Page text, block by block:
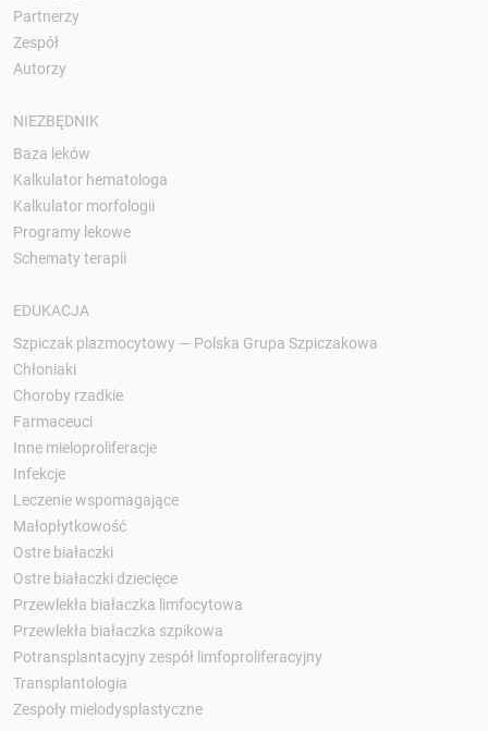
Partnerzy
Zespół
Autorzy
NIEZBĘDNIK
Baza leków
Kalkulator hematologa
Kalkulator morfologii
Programy lekowe
Schematy terapii
EDUKACJA
Szpiczak plazmocytowy — Polska Grupa Szpiczakowa
Chłoniaki
Choroby rzadkie
Farmaceuci
Inne mieloproliferacje
Infekcje
Leczenie wspomagające
Małopłytkowość
Ostre białaczki
Ostre białaczki dziecięce
Przewlekła białaczka limfocytowa
Przewlekła białaczka szpikowa
Potransplantacyjny zespół limfoproliferacyjny
Transplantologia
Zespoły mielodysplastyczne